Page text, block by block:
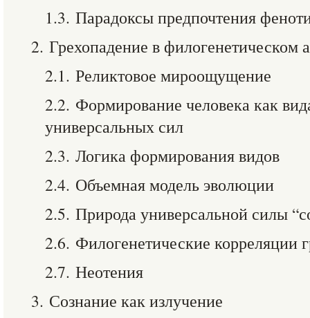
1.3. Парадоксы предпочтения
2. Грехопадение в филогенетическом
2.1. Реликтовое мироощущение
2.2. Формирование человека как
универсальных сил
2.3. Логика формирования видов
2.4. Объемная модель эволюции
2.5. Природа универсальной силы
2.6. Филогенетические корреляции
2.7. Неотения
3. Сознание как излучение